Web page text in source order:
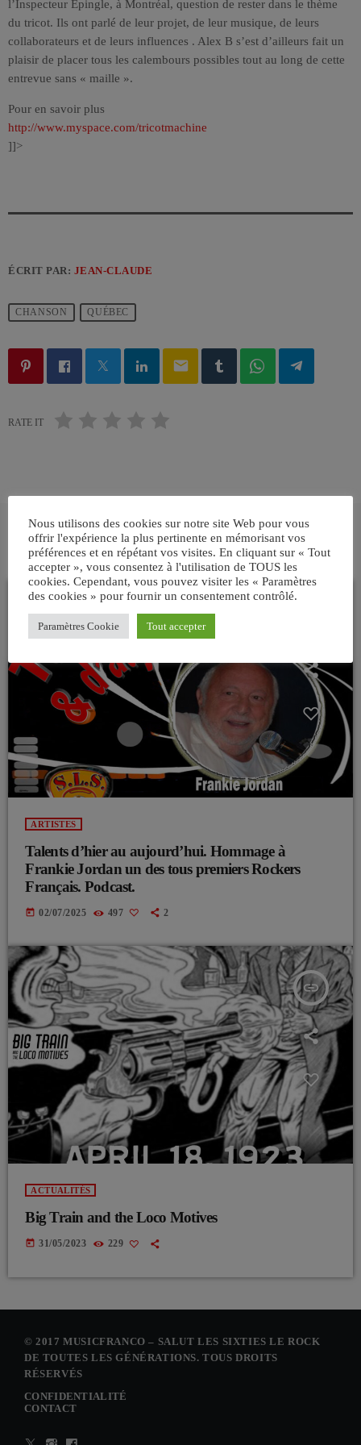
l’Inspecteur Épingle, à Montréal, question de rester dans le thème
du tricot. Ils ont parlé de leur projet, de leur musique, de leurs
collaborateurs et de leurs influences . Alex B s’est d’ailleurs fait un
plaisir de placer tous les calembours possibles tout au long de cette
entrevue sans « maille ».
Pour en savoir plus
http://www.myspace.com/tricotmachine
]]>
ÉCRIT PAR: JEAN-CLAUDE
CHANSON QUÉBEC
email
RATE IT
ARTICLES SIMILAIRES
ARTISTES
Talents d’hier au aujourd’hui. Hommage à
Frankie Jordan un des tous premiers Rockers
Français. Podcast.
today 02/07/2025 497 2
insert_link
ACTUALITÉS
Big Train and the Loco Motives
today 31/05/2023 229
© 2017 MUSICFRANCO – SALUT LES SIXTIES LE ROCK
DE TOUTES LES GÉNÉRATIONS. TOUS DROITS
RÉSERVÉS
CONFIDENTIALITÉ
CONTACT
Nous utilisons des cookies sur notre site Web pour vous
offrir l'expérience la plus pertinente en mémorisant vos
préférences et en répétant vos visites. En cliquant sur « Tout
accepter », vous consentez à l'utilisation de TOUS les
cookies. Cependant, vous pouvez visiter les « Paramètres
des cookies » pour fournir un consentement contrôlé.
Paramètres Cookie Tout accepter